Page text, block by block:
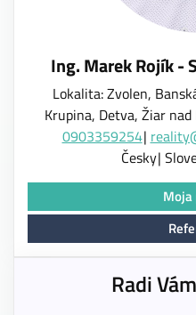
Ing. Marek Rojík -
Lokalita: Zvolen,
Krupina, Detva, Žiar
0903359254
Česky
Moja
Radi